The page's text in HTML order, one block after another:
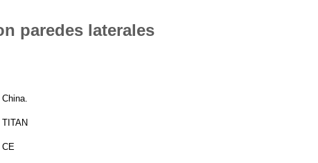
paredes laterales
China.
TITAN
CE